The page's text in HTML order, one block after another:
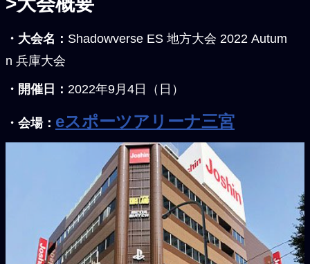
・大会名： Shadowverse ES 地方大会 2022 Autum
n 兵庫大会
・開催日： 2022年9月4日（日）
・会場： eスポーツアリーナ三宮